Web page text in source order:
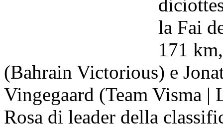
la Fai
171
(Bahrain Victorious) e
Vingegaard (Team Visma |
Rosa di leader della